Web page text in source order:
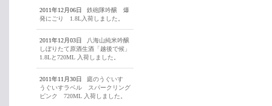
2011年12月06日
鉄砲隊吟醸 爆
発にごり 1.8L入荷しました。
2011年12月03日
八海山純米吟醸
しぼりたて原酒生酒「越後で候」
1.8Lと720ML 入荷しました。
2011年11月30日
庭のうぐいす
うぐいすラベル スパークリング
ピンク 720ML 入荷しました。